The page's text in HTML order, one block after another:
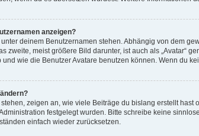
anzeigen?
deinem Benutzernamen stehen. Abhängig von dem
zweite, meist größere Bild darunter, ist auch als „Avatar“
wie die Benutzer Avatare benutzen können. Wenn du
zeigen an, wie viele Beiträge du bislang erstellt
festgelegt wurden. Bitte schreibe keine
einfach wieder zurücksetzen.